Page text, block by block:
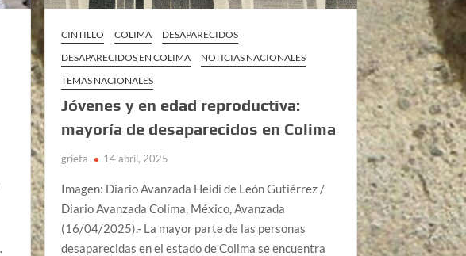
CINTILLO COLIMA
DESAPARECIDOS
DESAPARECIDOS EN COLIMA
NOTICIAS NACIONALES
TEMAS NACIONALES
Jóvenes y en edad reproductiva:
mayoría de desaparecidos en Colima
grieta 14 abril, 2025
Imagen: Diario Avanzada Heidi de León Gutiérrez /
Diario Avanzada Colima, México, Avanzada
(16/04/2025).- La mayor parte de las personas
desaparecidas en el estado de Colima se encuentra